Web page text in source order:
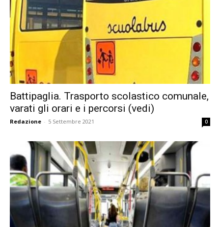
Battipaglia. Trasporto scolastico comunale,
varati gli orari e i percorsi (vedi)
Redazione - 5 Settembre 2021 0